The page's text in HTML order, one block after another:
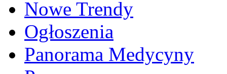
Nowe Trendy
Ogłoszenia
Panorama Medycyny